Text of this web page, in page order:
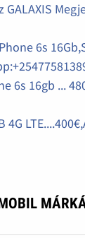
GALAXIS
6s
6s 16gb ...
4G